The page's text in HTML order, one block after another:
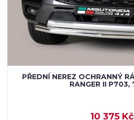
PŘEDNÍ NEREZ OCHRANNÝ
RANGER II P703,
10 375 Kč